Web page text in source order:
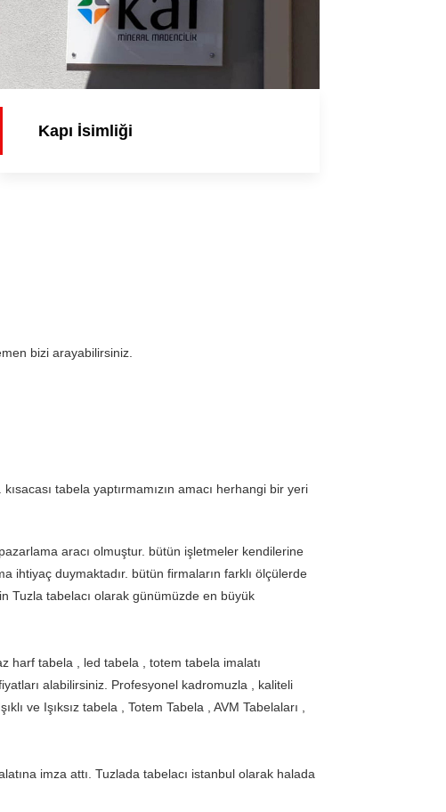
Kapı İsimliği
bizi arayabilirsiniz.
tabela yaptırmamızın amacı herhangi bir yeri
aracı olmuştur. bütün işletmeler kendilerine
ihtiyaç duymaktadır. bütün firmaların farklı ölçülerde
Tuzla tabelacı olarak günümüzde en büyük
harf tabela , led tabela , totem tabela imalatı
alabilirsiniz. Profesyonel kadromuzla , kaliteli
ve Işıksız tabela , Totem Tabela , AVM Tabelaları ,
imza attı. Tuzlada tabelacı istanbul olarak halada